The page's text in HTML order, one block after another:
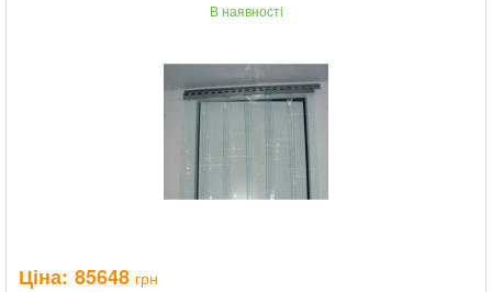
В наявності
Ціна: 85648 грн